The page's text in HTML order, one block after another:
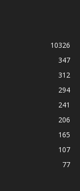
10326
347
312
294
241
206
165
107
77